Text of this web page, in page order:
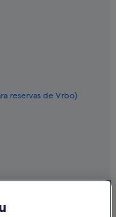
reservas de Vrbo)